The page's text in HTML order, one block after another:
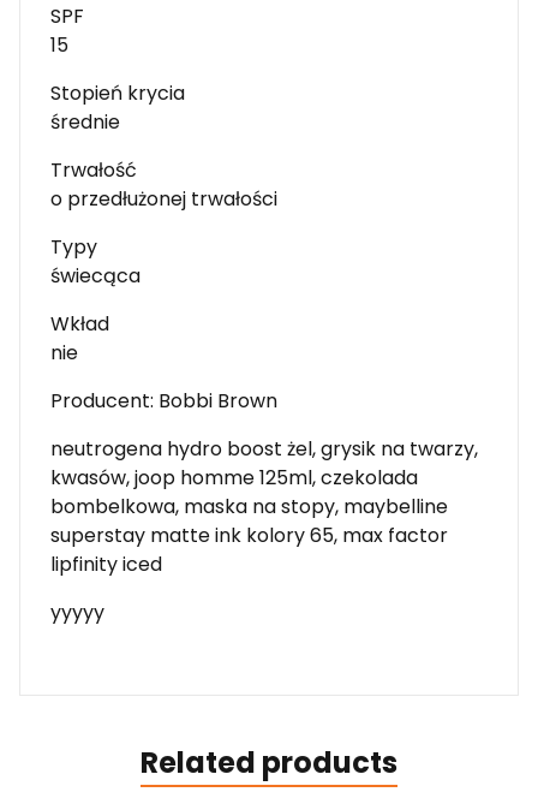
SPF
15
Stopień krycia
średnie
Trwałość
o przedłużonej trwałości
Typy
świecąca
Wkład
nie
Producent: Bobbi Brown
neutrogena hydro boost żel, grysik na twarzy,
kwasów, joop homme 125ml, czekolada
bombelkowa, maska na stopy, maybelline
superstay matte ink kolory 65, max factor
lipfinity iced
yyyyy
Related products